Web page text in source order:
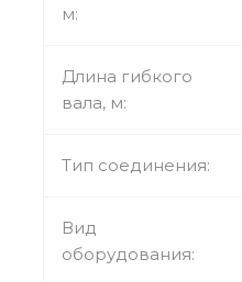
м:
Длина гибкого
вала, м:
Тип соединения:
Вид
оборудования: